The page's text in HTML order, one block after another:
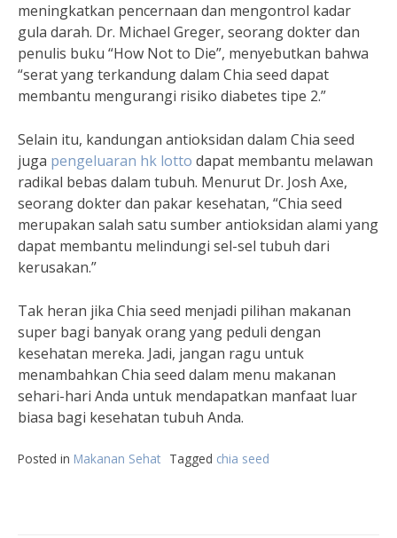
meningkatkan pencernaan dan mengontrol kadar
gula darah. Dr. Michael Greger, seorang dokter dan
penulis buku “How Not to Die”, menyebutkan bahwa
“serat yang terkandung dalam Chia seed dapat
membantu mengurangi risiko diabetes tipe 2.”
Selain itu, kandungan antioksidan dalam Chia seed
juga pengeluaran hk lotto dapat membantu melawan
radikal bebas dalam tubuh. Menurut Dr. Josh Axe,
seorang dokter dan pakar kesehatan, “Chia seed
merupakan salah satu sumber antioksidan alami yang
dapat membantu melindungi sel-sel tubuh dari
kerusakan.”
Tak heran jika Chia seed menjadi pilihan makanan
super bagi banyak orang yang peduli dengan
kesehatan mereka. Jadi, jangan ragu untuk
menambahkan Chia seed dalam menu makanan
sehari-hari Anda untuk mendapatkan manfaat luar
biasa bagi kesehatan tubuh Anda.
Posted in Makanan Sehat Tagged chia seed